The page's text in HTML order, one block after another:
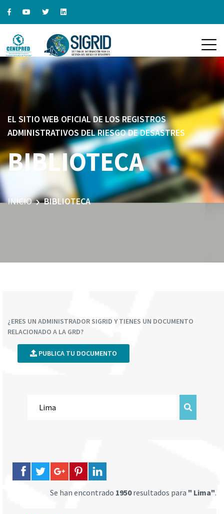
EL SITIO WEB OFICIAL DE LOS REGISTROS
ADMINISTRATIVOS DEL RIESGO DE DESASTRES
BIBLIOTECA
INICIO BIBLIOTECA
¿ERES UN ADMINISTRADOR SIGRID Y TIENES UN DOCUMENTO
RELACIONADO A LA GRD?
PUBLICA TU DOCUMENTO
Se han encontrado 1950resultados para " Lima".